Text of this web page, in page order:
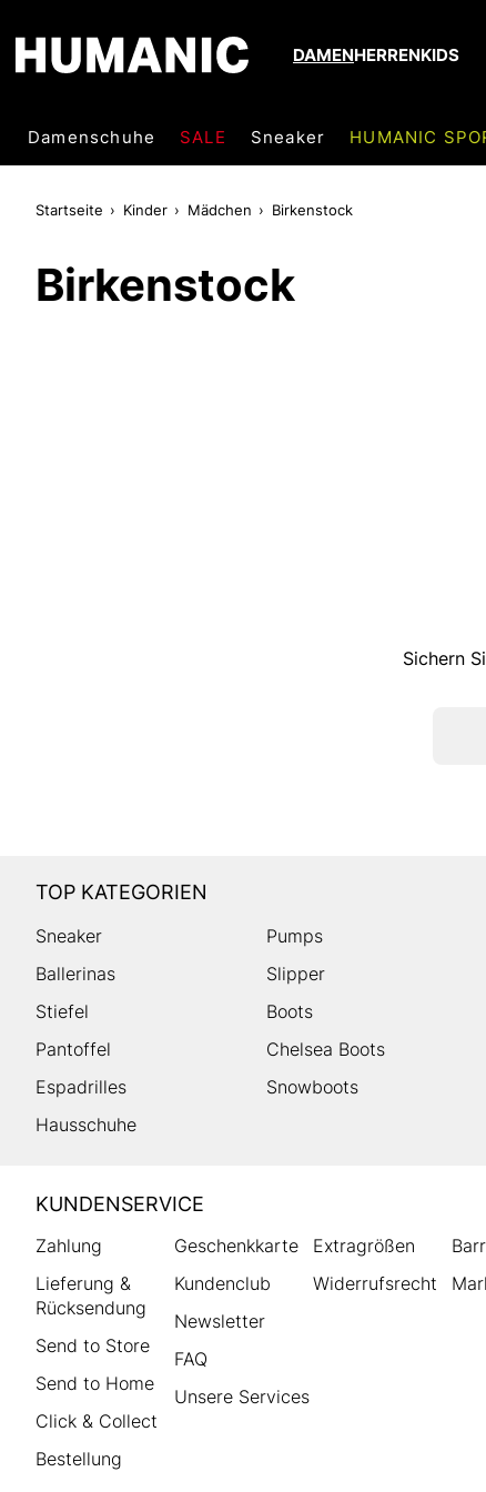
DAMENHERRENKIDS
Damenschuhe SALE Sneaker HUMANIC
Startseite Kinder Mädchen Birkenstock
Birkenstock
Sichern
TOP KATEGORIEN
Sneaker Pumps
Ballerinas
Slipper
Stiefel
Boots
Pantoffel
Chelsea Boots
Espadrilles
Snowboots
Hausschuhe
HUMANIC
Footer
KUNDENSERVICE
Zahlung
Lieferung &
Rücksendung
Send to Store
Send to Home
Click & Collect
Bestellung
Geschenkkarte
Kundenclub
Newsletter
FAQ
Unsere Services
Extragrößen
Widerrufsrecht